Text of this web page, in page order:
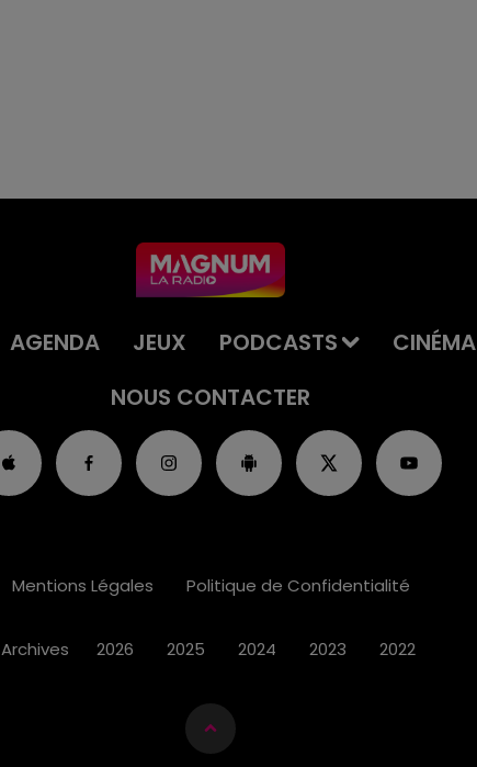
AGENDA JEUX PODCASTS CINÉMA
NOUS CONTACTER
Mentions Légales Politique de Confidentialité
Archives 2026 2025 2024 2023 2022